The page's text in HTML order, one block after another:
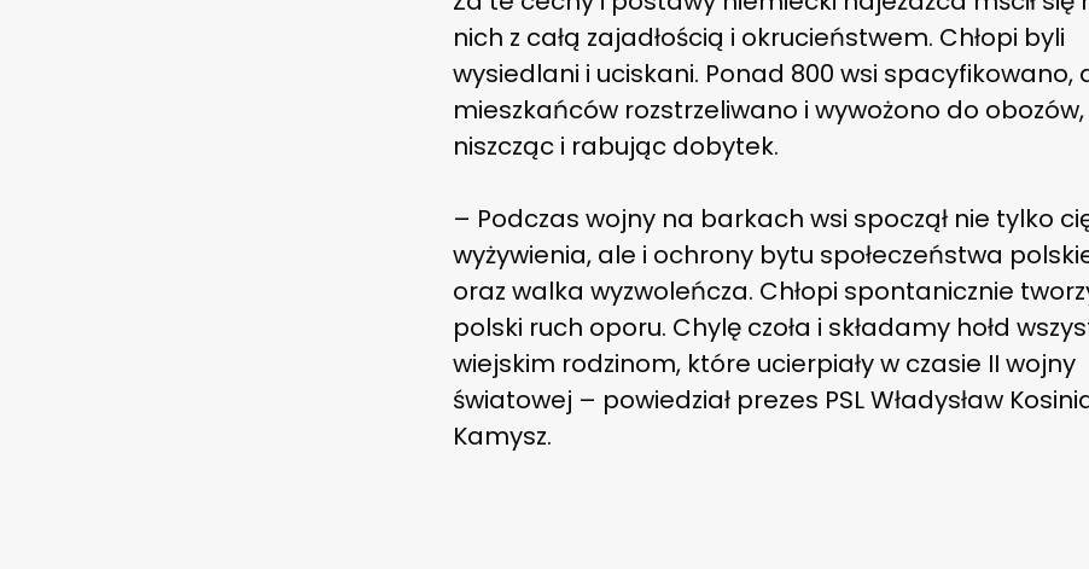
nich z całą zajadłością i okrucieństwem. Chłopi byli
wysiedlani i uciskani. Ponad 800 wsi spacyfikowano,
mieszkańców rozstrzeliwano i wywożono do obozów,
niszcząc i rabując dobytek.
– Podczas wojny na barkach wsi spoczął nie tylko
wyżywienia, ale i ochrony bytu społeczeństwa
oraz walka wyzwoleńcza. Chłopi spontanicznie
polski ruch oporu. Chylę czoła i składamy hołd
wiejskim rodzinom, które ucierpiały w czasie II wojny
światowej – powiedział prezes PSL Władysław
Kamysz.